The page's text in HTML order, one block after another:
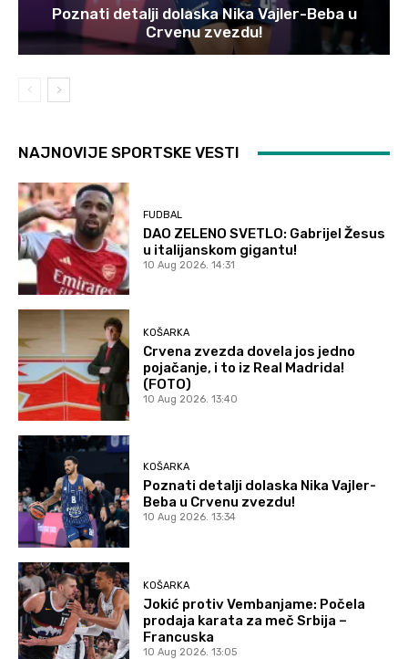
Poznati detalji dolaska Nika Vajler-Beba u
Crvenu zvezdu!
NAJNOVIJE SPORTSKE VESTI
FUDBAL
DAO ZELENO SVETLO: Gabrijel Žesus
u italijanskom gigantu!
10 Aug 2026. 14:31
KOŠARKA
Crvena zvezda dovela jos jedno
pojačanje, i to iz Real Madrida!
(FOTO)
10 Aug 2026. 13:40
KOŠARKA
Poznati detalji dolaska Nika Vajler-
Beba u Crvenu zvezdu!
10 Aug 2026. 13:34
KOŠARKA
Jokić protiv Vembanjame: Počela
prodaja karata za meč Srbija –
Francuska
10 Aug 2026. 13:05